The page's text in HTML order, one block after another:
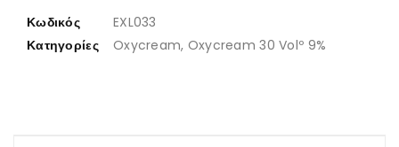
Κωδικός
EXL033
Κατηγορίες
Oxycream, Oxycream 30 Volº 9%